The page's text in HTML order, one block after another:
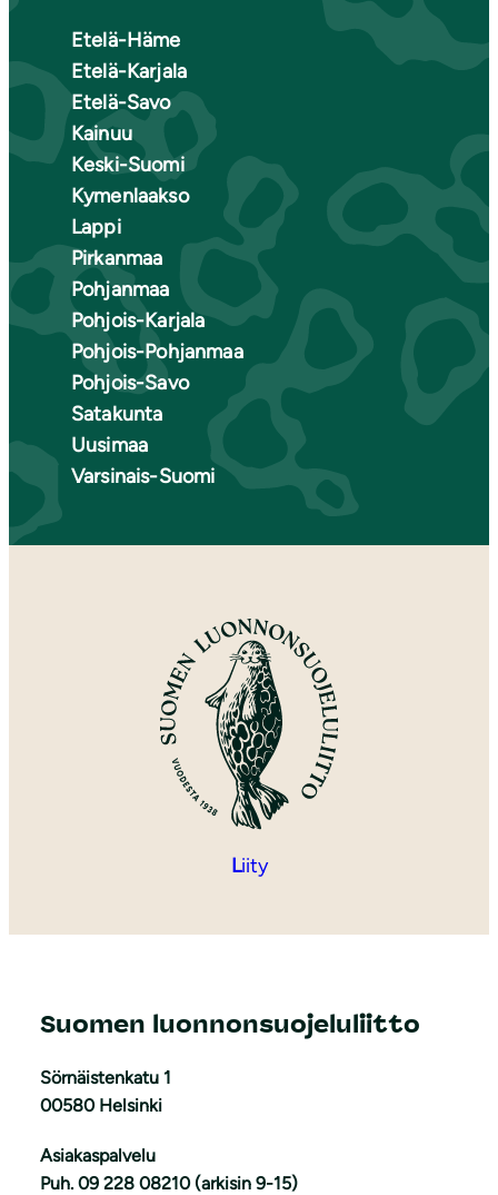
Etelä-Häme
Etelä-Karjala
Etelä-Savo
Kainuu
Keski-Suomi
Kymenlaakso
Lappi
Pirkanmaa
Pohjanmaa
Pohjois-Karjala
Pohjois-Pohjanmaa
Pohjois-Savo
Satakunta
Uusimaa
Varsinais-Suomi
Liity
Suomen luonnonsuojeluliitto
Sörnäistenkatu 1
00580 Helsinki
Asiakaspalvelu
Puh. 09 228 08210 (arkisin 9-15)